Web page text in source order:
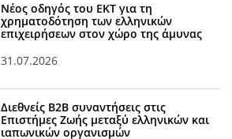
Νέος οδηγός του ΕΚΤ για τη
χρηματοδότηση των ελληνικών
επιχειρήσεων στον χώρο της άμυνας
31.07.2026
Διεθνείς Β2Β συναντήσεις στις
Επιστήμες Ζωής μεταξύ ελληνικών και
ιαπωνικών οργανισμών